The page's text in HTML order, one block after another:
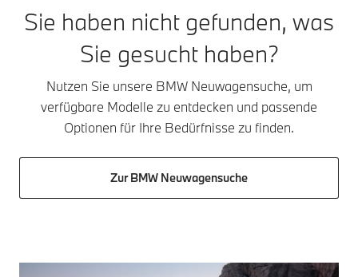
Sie haben nicht gefunden, was
Sie gesucht haben?
Nutzen Sie unsere BMW Neuwagensuche, um
verfügbare Modelle zu entdecken und passende
Optionen für Ihre Bedürfnisse zu finden.
Zur BMW Neuwagensuche